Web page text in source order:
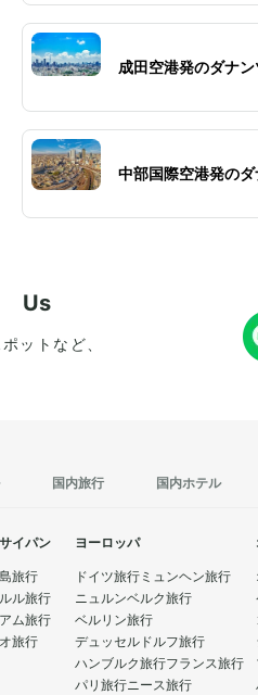
成田空港発のダナ
中部国際空港発の
Us
ットなど、
国内旅行 国内ホテル
イパン
旅行
ル旅行
ム旅行
旅行
ヨーロッパ
ドイツ旅行 ミュンヘン旅行
ニュルンベルク旅行
ベルリン旅行
デュッセルドルフ旅行
ハンブルク旅行フランス旅行
パリ旅行ニース旅行